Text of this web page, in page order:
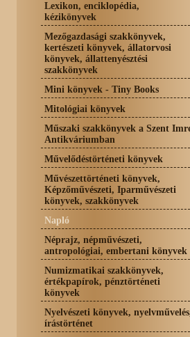
Lexikon, enciklopédia,
kézikönyvek
Mezőgazdasági szakkönyvek,
kertészeti könyvek, állatorvosi
könyvek, állattenyésztési
szakkönyvek
Mini könyvek - Tiny Books
Mitológiai könyvek
Műszaki szakkönyvek a Szent
Antikváriumban
Művelődéstörténeti könyvek
Művészettörténeti könyvek,
Képzőművészeti, Iparművészeti
könyvek, szakkönyvek
Napló
Néprajz, népművészeti,
antropológiai, embertani könyvek
Numizmatikai szakkönyvek,
értékpapírok, pénztörténeti
könyvek
Nyelvészeti könyvek,
írástörténet